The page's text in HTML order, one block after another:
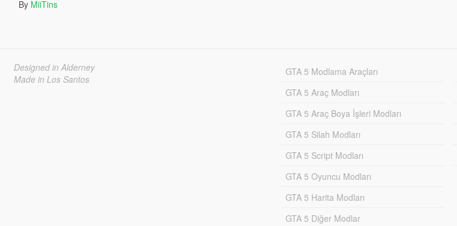
By MiiTins
Designed in Alderney
Made in Los Santos
GTA 5 Modlama Araçları
GTA 5 Araç Modları
GTA 5 Araç Boya İşleri Modları
GTA 5 Silah Modları
GTA 5 Script Modları
GTA 5 Oyuncu Modları
GTA 5 Harita Modları
GTA 5 Diğer Modlar